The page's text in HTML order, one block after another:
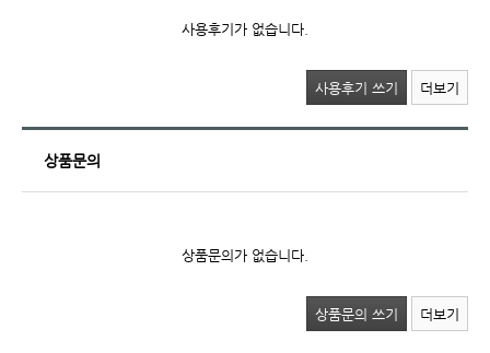
사용후기가 없습니다.
사용후기 쓰기 더보기
상품문의
상품문의가 없습니다.
상품문의 쓰기 더보기